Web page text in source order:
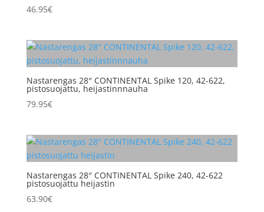
46.95€
Nastarengas 28″ CONTINENTAL Spike 120, 42-622,
pistosuojattu, heijastinnnauha
79.95€
Nastarengas 28″ CONTINENTAL Spike 240, 42-622
pistosuojattu heijastin
63.90€